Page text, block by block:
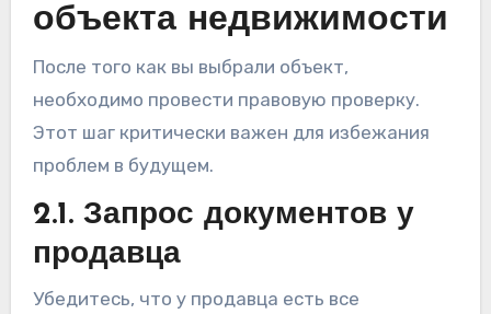
объекта недвижимости
После того как вы выбрали объект,
необходимо провести правовую проверку.
Этот шаг критически важен для избежания
проблем в будущем.
2.1. Запрос документов у
продавца
Убедитесь, что у продавца есть все